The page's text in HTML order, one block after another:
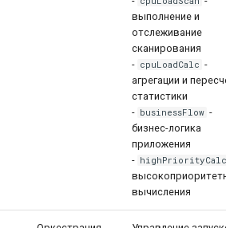
выполнение и
отслеживание
сканирования
- cpuLoadCalc -
агрегации и
статистики
- businessFlow -
бизнес-логика
приложения
-
вычисления